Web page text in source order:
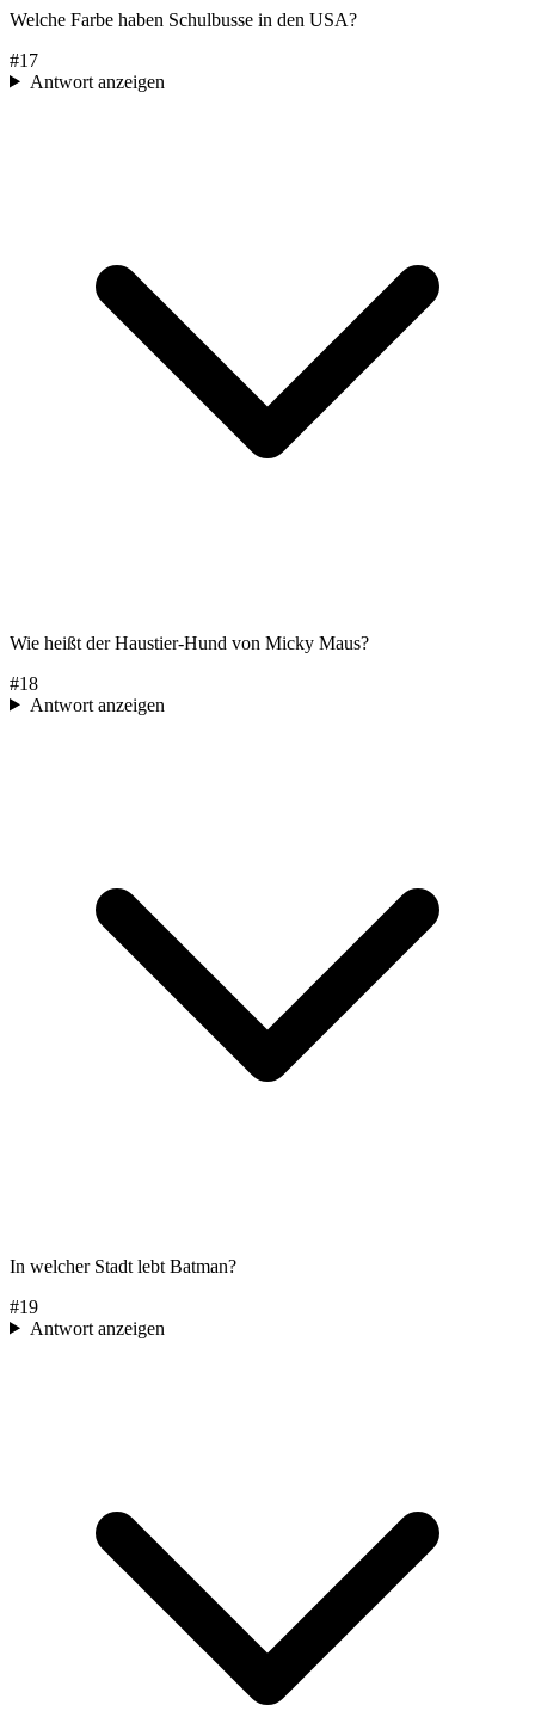
Welche Farbe haben Schulbusse in den USA?
#17
Antwort anzeigen
Wie heißt der Haustier-Hund von Micky Maus?
#18
Antwort anzeigen
In welcher Stadt lebt Batman?
#19
Antwort anzeigen